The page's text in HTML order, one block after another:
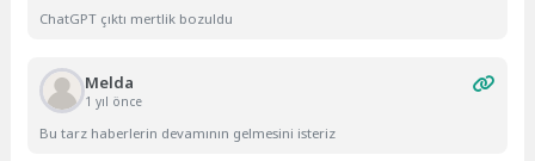
ChatGPT çıktı mertlik bozuldu
Melda
1 yıl önce
Bu tarz haberlerin devamının gelmesini isteriz